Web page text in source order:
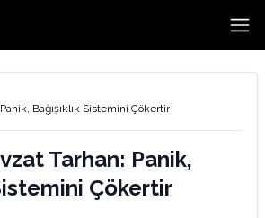
Bağışıklık Sistemini Çökertir
Tarhan: Panik,
Çökertir